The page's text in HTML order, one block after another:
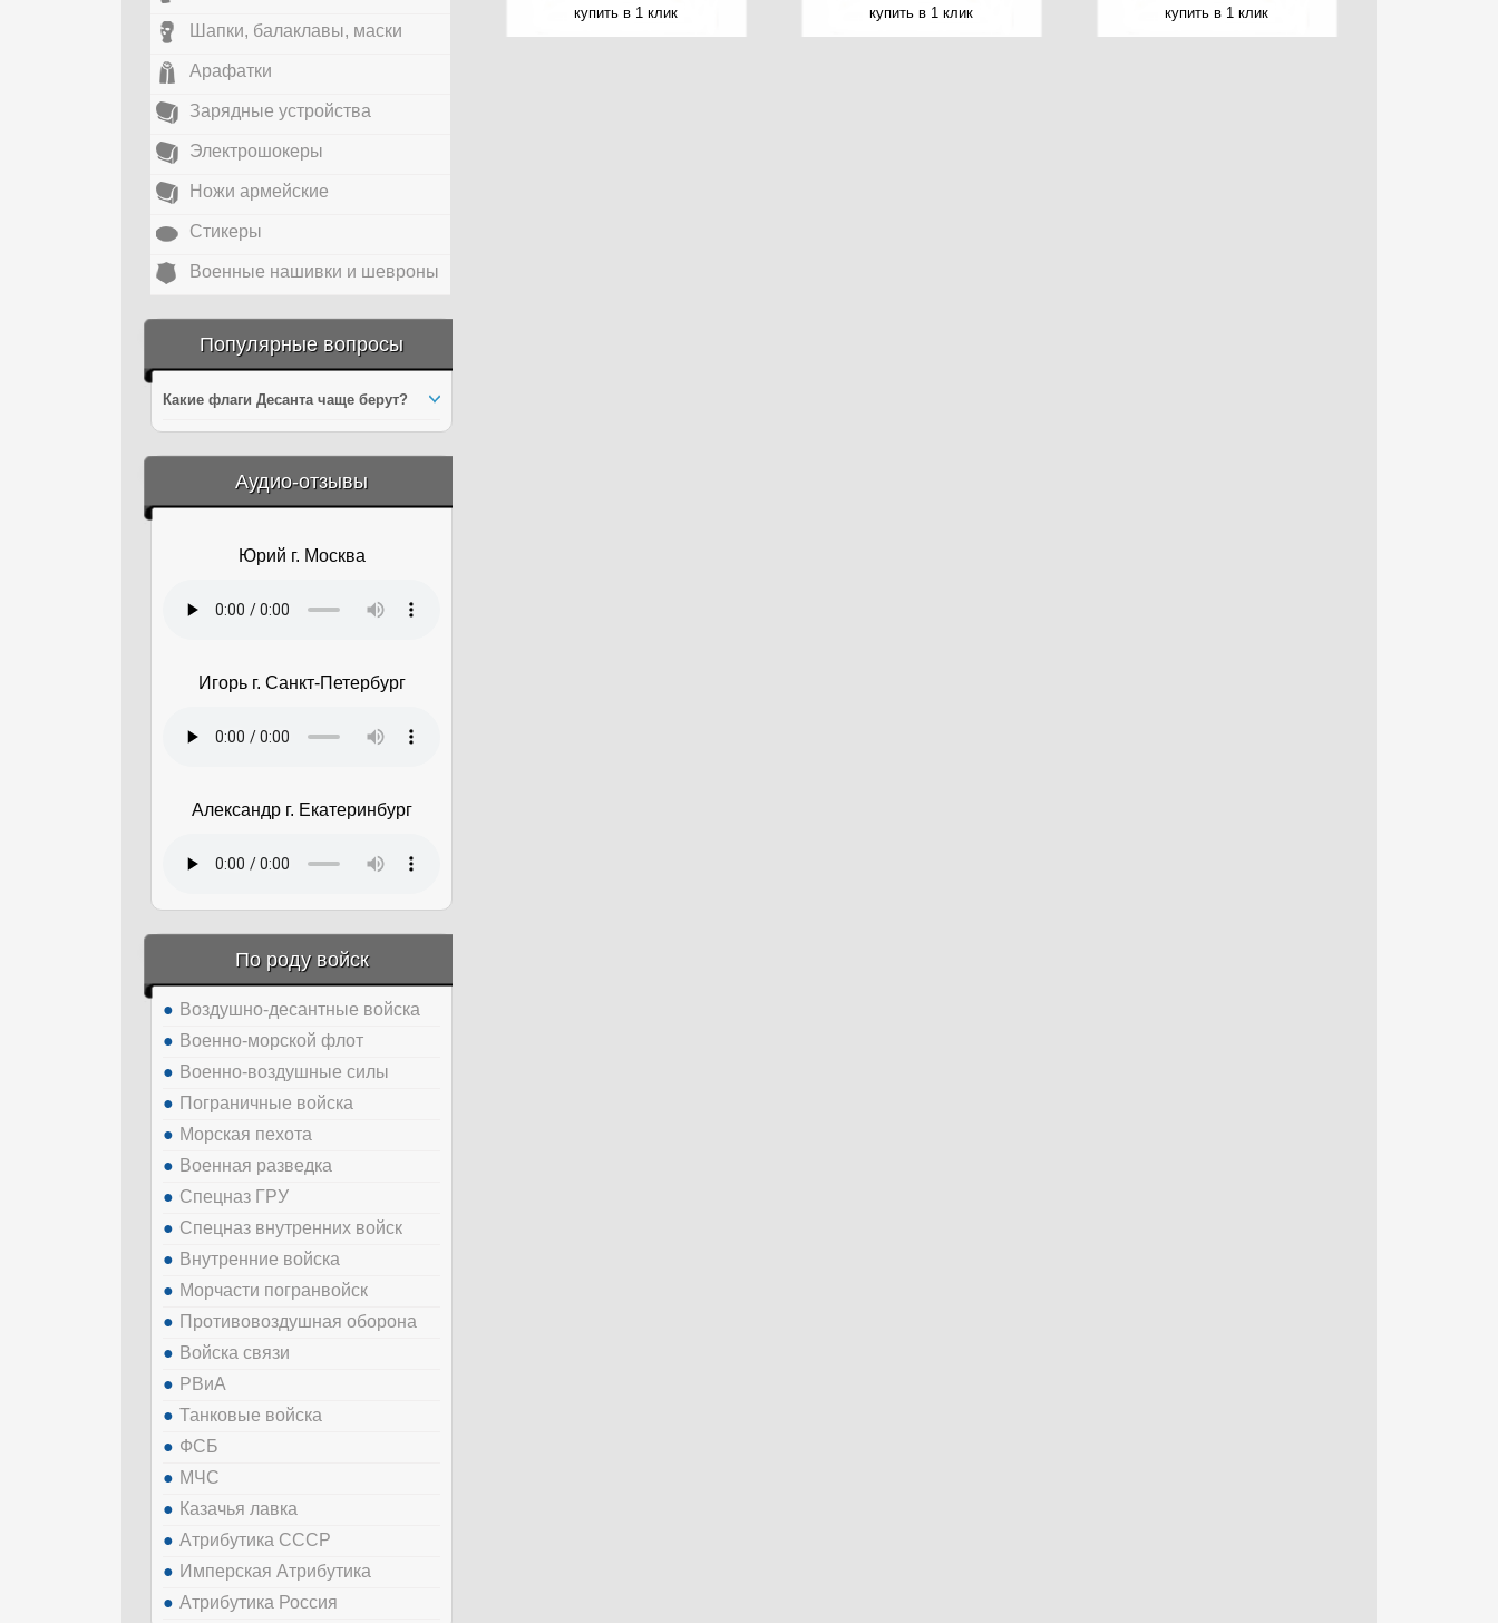
купить в 1 клик купить в 1 клик купить в 1 клик
Шапки, балаклавы, маски
Арафатки
Зарядные устройства
Электрошокеры
Ножи армейские
Стикеры
Военные нашивки и шевроны
Популярные вопросы
Какие флаги Десанта чаще берут?
Аудио-отзывы
&amp;nbsp;
Юрий г. Москва
Игорь г. Санкт-Петербург
Александр г. Екатеринбург
По роду войск
Воздушно-десантные войска
Военно-морской флот
Военно-воздушные силы
Пограничные войска
Морская пехота
Военная разведка
Спецназ ГРУ
Спецназ внутренних войск
Внутренние войска
Морчасти погранвойск
Противовоздушная оборона
Войска связи
РВиА
Танковые войска
ФСБ
МЧС
Казачья лавка
Атрибутика СССР
Имперская Атрибутика
Атрибутика Россия